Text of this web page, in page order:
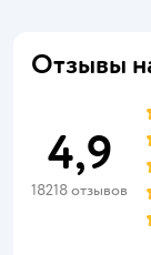
Отзывы
4,9
18218 отзывов